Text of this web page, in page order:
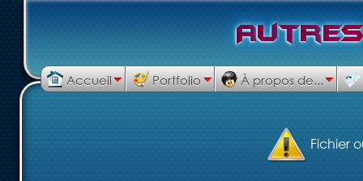
Autre
Accueil Portfolio À propos de...
Fichier